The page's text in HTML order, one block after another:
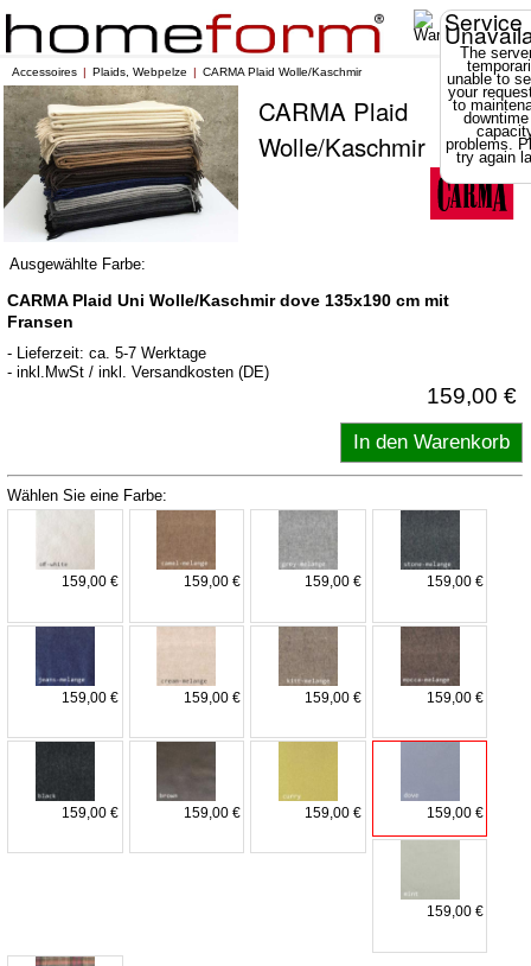
Service
The
unable to
your
to
problems.
try again
Accessoires Plaids, Webpelze CARMA Plaid Wolle/Kaschmir
CARMA Plaid
Wolle/Kaschmir
Ausgewählte Farbe:
CARMA Plaid Uni Wolle/Kaschmir dove 135x190 cm mit
Fransen
- Lieferzeit: ca. 5-7 Werktage
- inkl.MwSt / inkl. Versandkosten (DE)
159,00 €
Wählen Sie eine Farbe:
159,00 € 159,00 € 159,00 € 159,00 €
159,00 € 159,00 € 159,00 € 159,00 €
159,00 € 159,00 € 159,00 € 159,00 €
159,00 €